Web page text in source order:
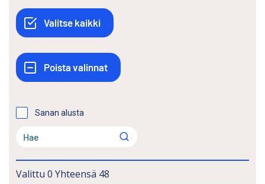
Sanan alusta
Valittu 0 Yhteensä 48